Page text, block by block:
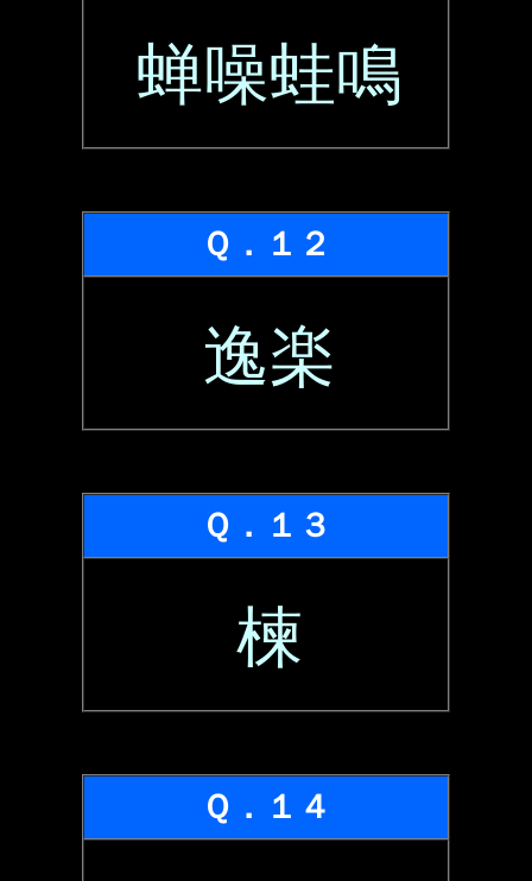
蝉噪蛙鳴
Ｑ．１２
逸楽
Ｑ．１３
楝
Ｑ．１４